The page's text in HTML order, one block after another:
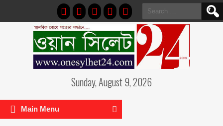
Search
for:
Sunday, August 9, 2026
Main Menu